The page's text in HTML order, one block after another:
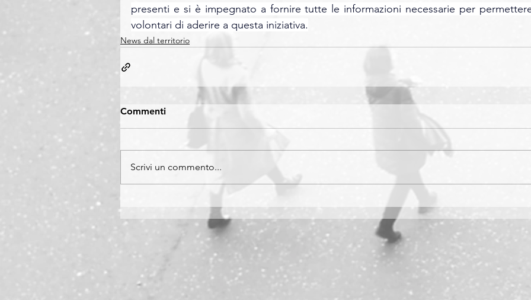
presenti e si è impegnato a fornire tutte le informazioni necessarie per
volontari di aderire a questa iniziativa.
News dal territorio
Commenti
Scrivi un commento...